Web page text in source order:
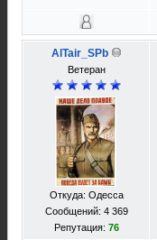
AlTair_SPb
Ветеран
Откуда: Одесса
Сообщений: 4 369
Репутация: 76